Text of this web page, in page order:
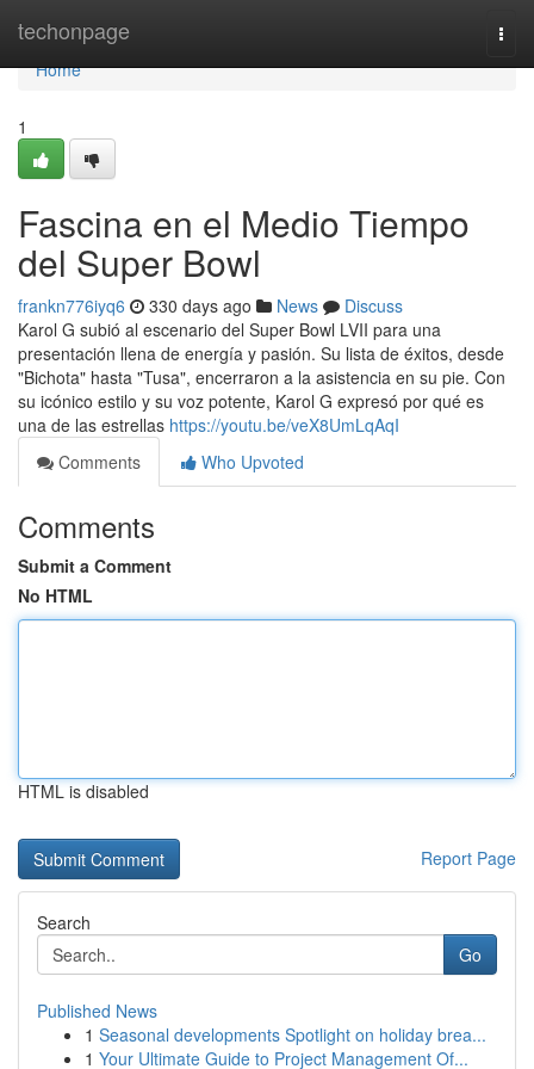
techonpage
Home
Home
1
Fascina en el Medio Tiempo
del Super Bowl
frankn776iyq6 330 days ago News
Discuss
Karol G subió al escenario del Super Bowl LVII para una
presentación llena de energía y pasión. Su lista de éxitos, desde
"Bichota" hasta "Tusa", encerraron a la asistencia en su pie. Con
su icónico estilo y su voz potente, Karol G expresó por qué es
una de las estrellas https://youtu.be/veX8UmLqAqI
Comments
Who Upvoted
Comments
Submit a Comment
No HTML
HTML is disabled
Report Page
Search
Go
Published News
1 Seasonal developments Spotlight on holiday brea...
1 Your Ultimate Guide to Project Management Of...